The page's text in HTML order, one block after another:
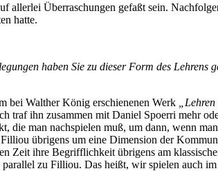
Überraschungen gefaßt sein.
hatte.
haben Sie zu dieser Form des Lehrens
bei Walther König erschienenen Werk
traf ihn zusammen mit Daniel Spoerri mehr
die man nachspielen muß, um dann, wenn
übrigens um eine Dimension der
Zeit ihre Begrifflichkeit übrigens am
zu Filliou. Das heißt, wir spielen auch